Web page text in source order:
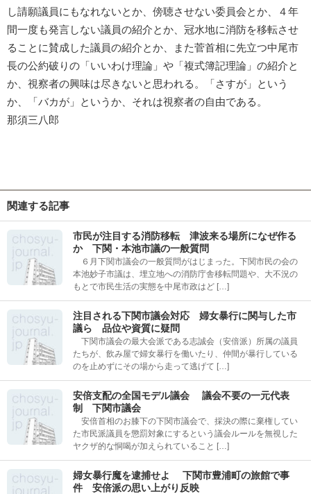
し請願議員にもなれないとか、傍聴させない委員会とか、４年
間一度も発言しない議員の紹介とか、冠水地に消防を移転させ
ることに賛成した議員の紹介とか、また菅首相に先立つ中尾市
長の公約破りの「いいわけ理論」や「複式簿記理論」の紹介と
か、視察者の興味は尽きないと思われる。「さすが」という
か、「バカが」というか、それは視察者の自由である。
那須三八郎
関連する記事
市民が注目する消防移転 津波来る場所になぜ作る
か 下関・本池市議の一般質問
６月下関市議会の一般質問がはじまった。下関市民の会の
本池妙子市議は、埋立地への消防庁舎移転問題や、大不況の
もとで市民生活の実態を中尾市政はど […]
注目される下関市議会対応 婦女暴行に関与した市
議ら 品位や資質に疑問
下関市議会の最大会派である志誠会（安倍派）所属の議員
たちが、飲み屋で婦女暴行を働いたり、仲間が暴行している
のを止めずにその場から走って逃げて […]
安倍支配の全国モデル議会 議会不要の一元代表
制 下関市議会
安倍首相のお膝下の下関市議会で、採決の際に棄権してい
た市民派議員を懲罰対象にするという議会ルールを無視した
ヤクザ的な恫喝が加えられていること […]
婦女暴行魔を逮捕せよ 下関市豊浦町の旅館で事
件 安倍派の思い上がり反映